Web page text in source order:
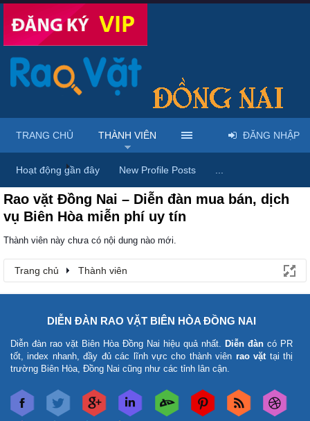
Trang chủ Thành viên
Rao vặt Đồng Nai – Diễn đàn mua bán, dịch
vụ Biên Hòa miễn phí uy tín
Thành viên này chưa có nội dung nào mới.
Trang chủ Thành viên
TRANG CHỦ THÀNH VIÊN
Hoạt động gần đây New Profile Posts
ĐĂNG NHẬP
DIỄN ĐÀN RAO VẶT BIÊN HÒA ĐỒNG NAI
Diễn đàn rao vặt Biên Hòa Đồng Nai hiệu quả nhất. Diễn đàn có PR
tốt, index nhanh, đầy đủ các lĩnh vực cho thành viên rao vặttại thị
trường Biên Hòa, Đồng Nai cũng như các tỉnh lân cận.